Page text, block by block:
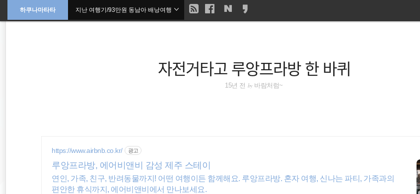
문
하쿠나마타타 현
치
지난 여행기/93만원 동남아 배낭여행
자전거타고 루앙프라방 한 바퀴
15년 전 by바람처럼~
https://www.airbnb.co.kr/ 광고
루앙프라방, 에어비앤비 감성 제주 스테이
연인, 가족, 친구, 반려동물까지! 어떤 여행이든 함께해요. 루앙프라방. 혼자 여행, 신나는 파티, 가족과의
편안한 휴식까지, 에어비앤비에서 만나보세요.
검
세계일주
필리핀